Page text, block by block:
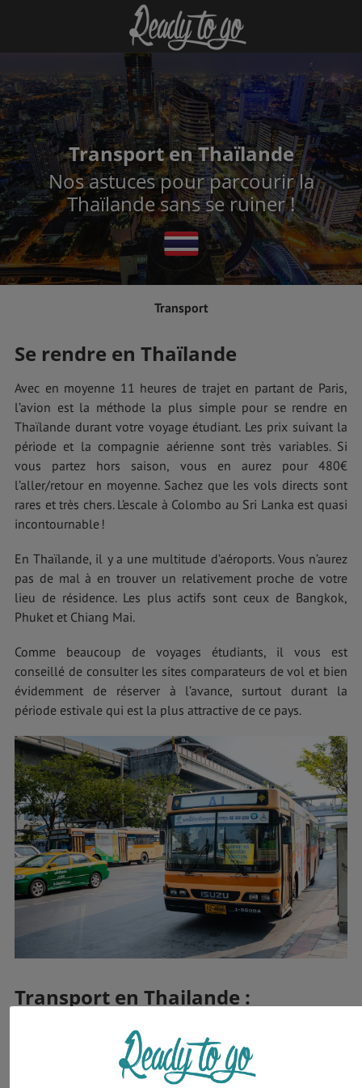
Transport en Thaïlande
Nos astuces pour parcourir la
Thaïlande sans se ruiner !
Transport
Se rendre en Thaïlande
Avec en moyenne 11 heures de trajet en partant de Paris,
l’avion est la méthode la plus simple pour se rendre en
Thaïlande durant votre voyage étudiant. Les prix suivant la
période et la compagnie aérienne sont très variables. Si
vous partez hors saison, vous en aurez pour 480€
l’aller/retour en moyenne. Sachez que les vols directs sont
rares et très chers. L’escale à Colombo au Sri Lanka est quasi
incontournable !
En Thaïlande, il y a une multitude d’aéroports. Vous n’aurez
pas de mal à en trouver un relativement proche de votre
lieu de résidence. Les plus actifs sont ceux de Bangkok,
Phuket et Chiang Mai.
Comme beaucoup de voyages étudiants, il vous est
conseillé de consulter les sites comparateurs de vol et bien
évidemment de réserver à l’avance, surtout durant la
période estivale qui est la plus attractive de ce pays.
Transport en Thailande :
Voyager de ville en ville est relativement simple en
Thaïlande. De multiples moyens de